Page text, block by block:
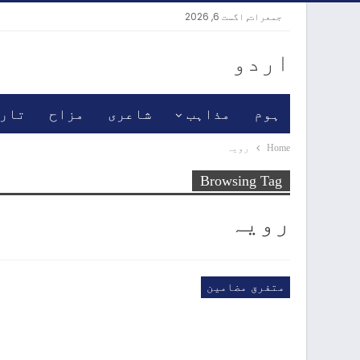
جمعرات, اگست 6, 2026
اردو
ہوم مذاہب شاعری مزاح
Home رویہ
Browsing Tag
رویہ
متفرق مضامین